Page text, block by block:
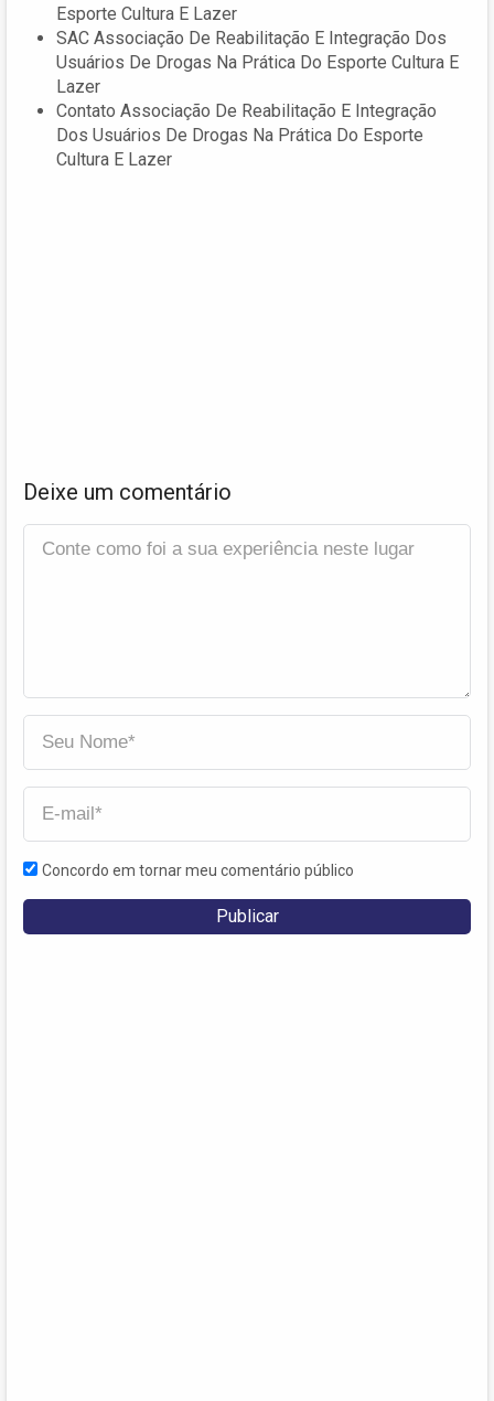
Esporte Cultura E Lazer
SAC Associação De Reabilitação E Integração Dos
Usuários De Drogas Na Prática Do Esporte Cultura E
Lazer
Contato Associação De Reabilitação E Integração
Dos Usuários De Drogas Na Prática Do Esporte
Cultura E Lazer
Deixe um comentário
Concordo em tornar meu comentário público